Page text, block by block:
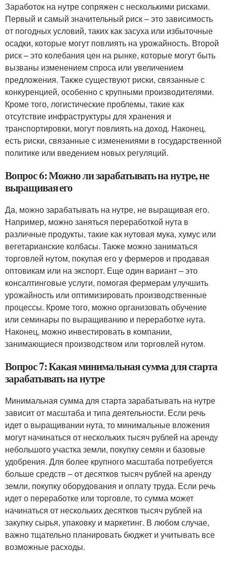
Заработок на нутре сопряжен с несколькими рисками.
Первый и самый значительный риск – это зависимость
от погодных условий, таких как засуха или избыточные
осадки, которые могут повлиять на урожайность. Второй
риск – это колебания цен на рынке, которые могут быть
вызваны изменением спроса или увеличением
предложения. Также существуют риски, связанные с
конкуренцией, особенно с крупными производителями.
Кроме того, логистические проблемы, такие как
отсутствие инфраструктуры для хранения и
транспортировки, могут повлиять на доход. Наконец,
есть риски, связанные с изменениями в государственной
политике или введением новых регуляций.
Вопрос 6: Можно ли зарабатывать на нутре, не
выращивая его
Да, можно зарабатывать на нутре, не выращивая его.
Например, можно заняться переработкой нута в
различные продукты, такие как нутовая мука, хумус или
вегетарианские колбасы. Также можно заниматься
торговлей нутом, покупая его у фермеров и продавая
оптовикам или на экспорт. Еще один вариант – это
консалтинговые услуги, помогая фермерам улучшить
урожайность или оптимизировать производственные
процессы. Кроме того, можно организовать обучение
или семинары по выращиванию и переработке нута.
Наконец, можно инвестировать в компании,
занимающиеся производством или торговлей нутом.
Вопрос 7: Какая минимальная сумма для старта
зарабатывать на нутре
Минимальная сумма для старта зарабатывать на нутре
зависит от масштаба и типа деятельности. Если речь
идет о выращивании нута, то минимальные вложения
могут начинаться от нескольких тысяч рублей на аренду
небольшого участка земли, покупку семян и базовые
удобрения. Для более крупного масштаба потребуется
больше средств – от десятков тысяч рублей на аренду
земли, покупку оборудования и оплату труда. Если речь
идет о переработке или торговле, то сумма может
начинаться от нескольких десятков тысяч рублей на
закупку сырья, упаковку и маркетинг. В любом случае,
важно тщательно планировать бюджет и учитывать все
возможные расходы.